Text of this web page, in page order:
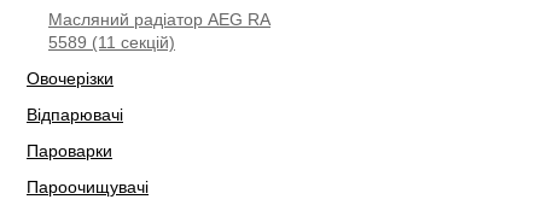
Масляний радіатор AEG RA
5589 (11 секцій)
Овочерізки
Відпарювачі
Пароварки
Пароочищувачі